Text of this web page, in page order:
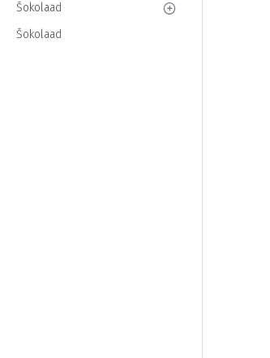
Šokolaad
Šokolaad